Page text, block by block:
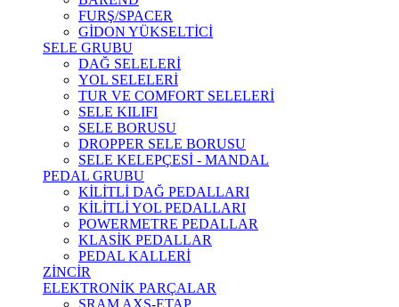
FURŞ/SPACER
GİDON YÜKSELTİCİ
SELE GRUBU
DAĞ SELELERİ
YOL SELELERİ
TUR VE COMFORT SELELERİ
SELE KILIFI
SELE BORUSU
DROPPER SELE BORUSU
SELE KELEPÇESİ - MANDAL
PEDAL GRUBU
KİLİTLİ DAĞ PEDALLARI
KİLİTLİ YOL PEDALLARI
POWERMETRE PEDALLAR
KLASİK PEDALLAR
PEDAL KALLERİ
ZİNCİR
ELEKTRONİK PARÇALAR
SRAM AXS-ETAP